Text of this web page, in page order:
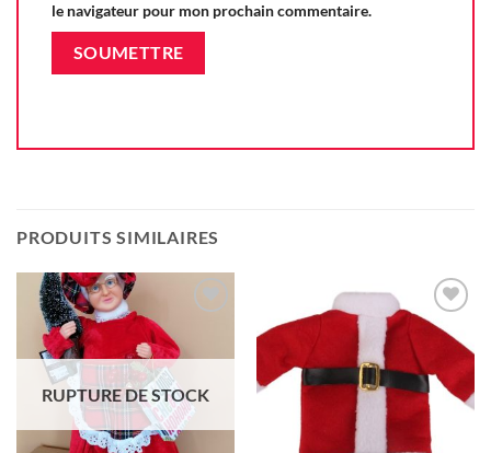
le navigateur pour mon prochain commentaire.
PRODUITS SIMILAIRES
d'envie
RUPTURE DE STOCK
Ajouter
à la liste